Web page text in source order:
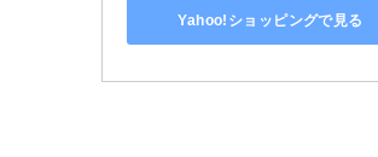
Yahoo!ショッピングで見る